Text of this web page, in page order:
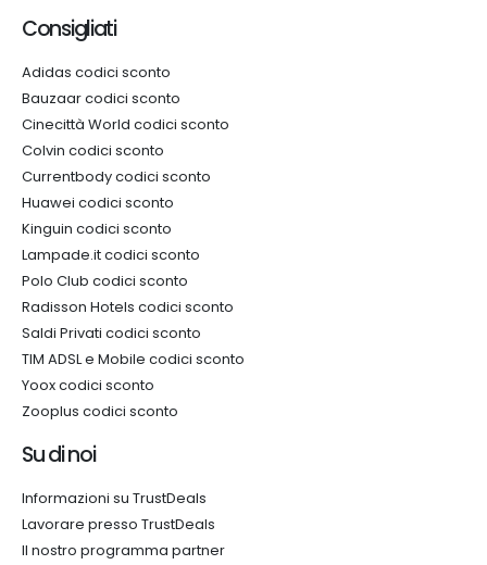
Consigliati
Adidas codici sconto
Bauzaar codici sconto
Cinecittà World codici sconto
Colvin codici sconto
Currentbody codici sconto
Huawei codici sconto
Kinguin codici sconto
Lampade.it codici sconto
Polo Club codici sconto
Radisson Hotels codici sconto
Saldi Privati codici sconto
TIM ADSL e Mobile codici sconto
Yoox codici sconto
Zooplus codici sconto
Su di noi
Informazioni su TrustDeals
Lavorare presso TrustDeals
Il nostro programma partner